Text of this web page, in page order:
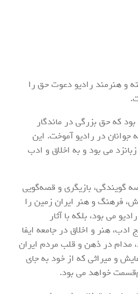
و هنرمند رادیو دعوت حق را
که حق بزرگی در ماندگار
جوانان در رادیو آموخت. این
می بود و به اخلاق و ادب
گویندگی، بازیگری و قصه‌گویی
فرهنگ و هنر ایران زمین را
می بود، بلکه با آثار
هنر و اخلاق در جامعه ایفا
مدام در ذهن و قلب مردم ایران
و میراثی که از خود به جای
خواهد می بود.